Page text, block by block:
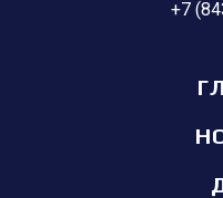
+7